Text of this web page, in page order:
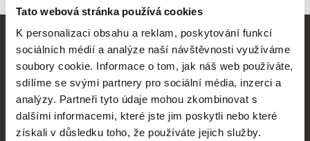
Tato webová stránka používá cookies
K personalizaci obsahu a reklam, poskytování funkcí
sociálních médií a analýze naší návštěvnosti využíváme
soubory cookie. Informace o tom, jak náš web používáte,
sdílíme se svými partnery pro sociální média, inzerci a
analýzy. Partneři tyto údaje mohou zkombinovat s
dalšími informacemi, které jste jim poskytli nebo které
získali v důsledku toho, že používáte jejich služby.
Česká republika
web:
http://www.cinemart.cz
tel: +420 224 949 110
fax: +420 221 105 220
Vaše online
dokumentární kino
Nové festivalové filmy
každý týden